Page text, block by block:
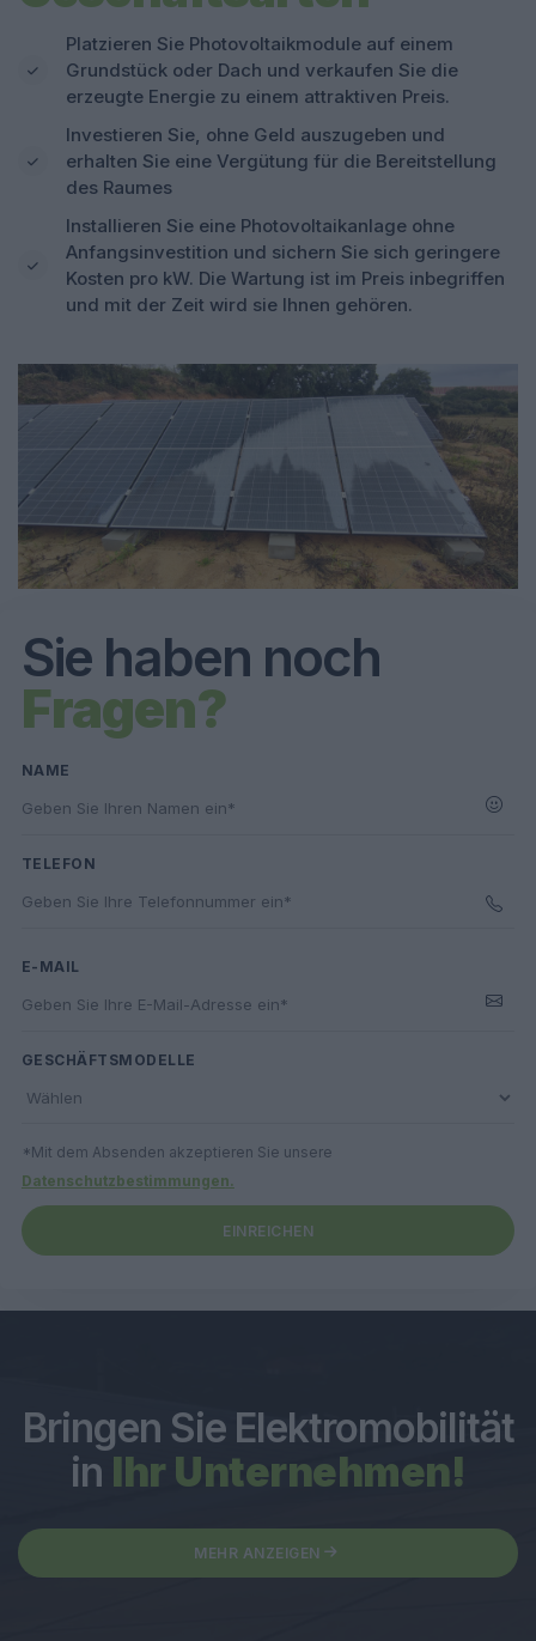
Platzieren Sie Photovoltaikmodule auf einem
Grundstück oder Dach und verkaufen Sie die
erzeugte Energie zu einem attraktiven Preis.
Investieren Sie, ohne Geld auszugeben und
erhalten Sie eine Vergütung für die Bereitstellung
des Raumes
Installieren Sie eine Photovoltaikanlage ohne
Anfangsinvestition und sichern Sie sich geringere
Kosten pro kW. Die Wartung ist im Preis inbegriffen
und mit der Zeit wird sie Ihnen gehören.
Sie haben noch
Fragen?
NAME
TELEFON
E-MAIL
GESCHÄFTSMODELLE
*Mit dem Absenden akzeptieren Sie unsere
Datenschutzbestimmungen.
EINREICHEN
Bringen Sie Elektromobilität
in Ihr Unternehmen!
MEHR ANZEIGEN